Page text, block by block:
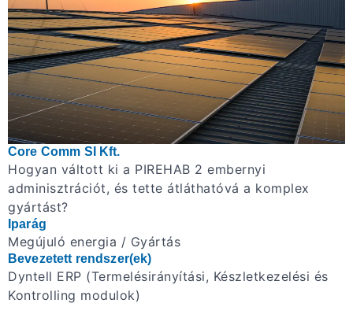
Core Comm SI Kft.
Hogyan váltott ki a PIREHAB 2 embernyi
adminisztrációt, és tette átláthatóvá a komplex
gyártást?
Iparág
Megújuló energia / Gyártás
Bevezetett rendszer(ek)
Dyntell ERP (Termelésirányítási, Készletkezelési és
Kontrolling modulok)